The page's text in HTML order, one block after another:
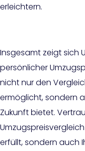
erleichtern.
Insgesamt zeigt sich
persönlicher
nicht nur den
ermöglicht, sondern
Zukunft bietet.
erfüllt, sondern auch